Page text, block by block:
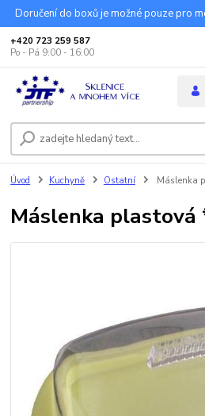
Doručení do boxů je možné pouze pro
+420 723 259 587
Po - Pá 9:00 - 16:00
Úvod Kuchyně Ostatní Máslenka
Máslenka plastová